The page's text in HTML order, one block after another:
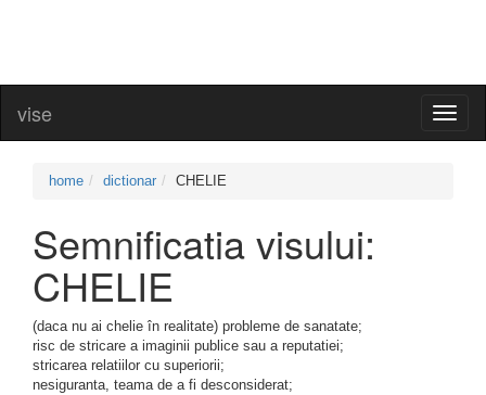
vise
home dictionar CHELIE
Semnificatia visului:
CHELIE
(daca nu ai chelie în realitate) probleme de sanatate;
risc de stricare a imaginii publice sau a reputatiei;
stricarea relatiilor cu superiorii;
nesiguranta, teama de a fi desconsiderat;